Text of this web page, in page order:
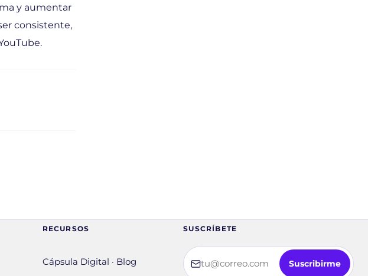
y aumentar
consistente,
RECURSOS
Cápsula Digital · Blog
SUSCRÍBETE
Tu correo electrónico
Suscribirme